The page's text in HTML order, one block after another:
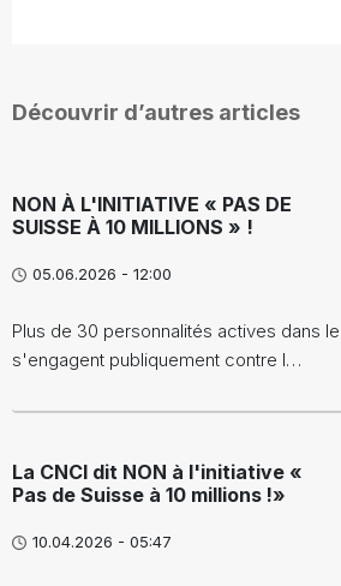
Découvrir d’autres articles
NON À L'INITIATIVE « PAS DE
SUISSE À 10 MILLIONS » !
05.06.2026 - 12:00
Plus de 30 personnalités actives dans
s'engagent publiquement contre l…
La CNCI dit NON à l'initiative «
Pas de Suisse à 10 millions !»
10.04.2026 - 05:47